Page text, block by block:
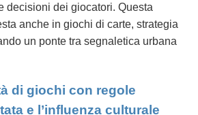
decisioni dei giocatori. Questa
anche in giochi di carte, strategia
un ponte tra segnaletica urbana
di giochi con regole
e l’influenza culturale